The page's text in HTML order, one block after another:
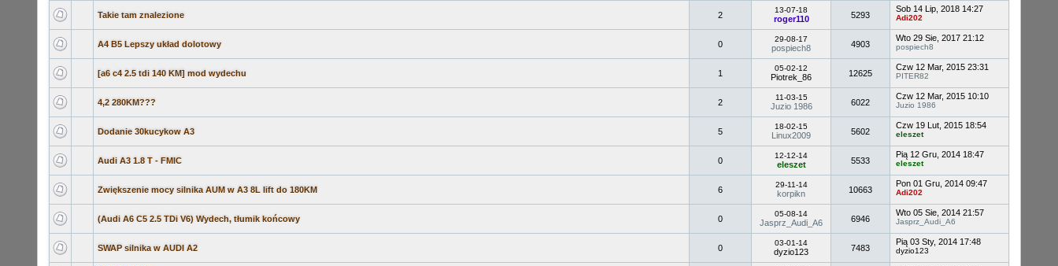
Takie tam znalezione 2
13-07-18
roger110 5293
Sob 14 Lip, 2018 14:27
Adi202
A4 B5 Lepszy układ dolotowy 0
29-08-17
pospiech8 4903
Wto 29 Sie, 2017 21:12
pospiech8
[a6 c4 2.5 tdi 140 KM] mod wydechu 1
05-02-12
Piotrek_86 12625
Czw 12 Mar, 2015 23:31
PITER82
4,2 280KM??? 2
11-03-15
Juzio 1986 6022
Czw 12 Mar, 2015 10:10
Juzio 1986
Dodanie 30kucykow A3 5
18-02-15
Linux2009 5602
Czw 19 Lut, 2015 18:54
eleszet
Audi A3 1.8 T - FMIC 0
12-12-14
eleszet 5533
Pią 12 Gru, 2014 18:47
eleszet
Zwiększenie mocy silnika AUM w A3 8L lift do 180KM 6
29-11-14
korpikn 10663
Pon 01 Gru, 2014 09:47
Adi202
(Audi A6 C5 2.5 TDi V6) Wydech, tłumik końcowy 0
05-08-14
Jasprz_Audi_A6 6946
Wto 05 Sie, 2014 21:57
Jasprz_Audi_A6
SWAP silnika w AUDI A2 0
03-01-14
dyzio123 7483
Pią 03 Sty, 2014 17:48
dyzio123